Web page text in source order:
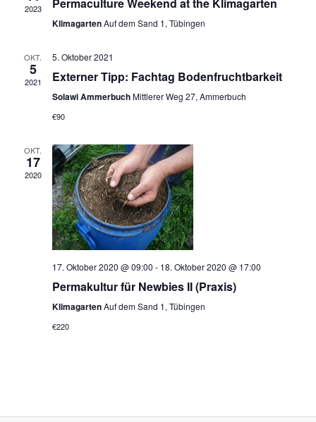
2023
KlimagartenAuf dem Sand 1, Tübingen
OKT.
5
2021
5. Oktober 2021
Externer Tipp: Fachtag Bodenfruchtbarkeit
Solawi AmmerbuchMittlerer Weg 27, Ammerbuch
€90
OKT.
17
2020
17. Oktober 2020 @ 09:00 - 18. Oktober 2020 @ 17:00
Permakultur für Newbies II (Praxis)
KlimagartenAuf dem Sand 1, Tübingen
€220